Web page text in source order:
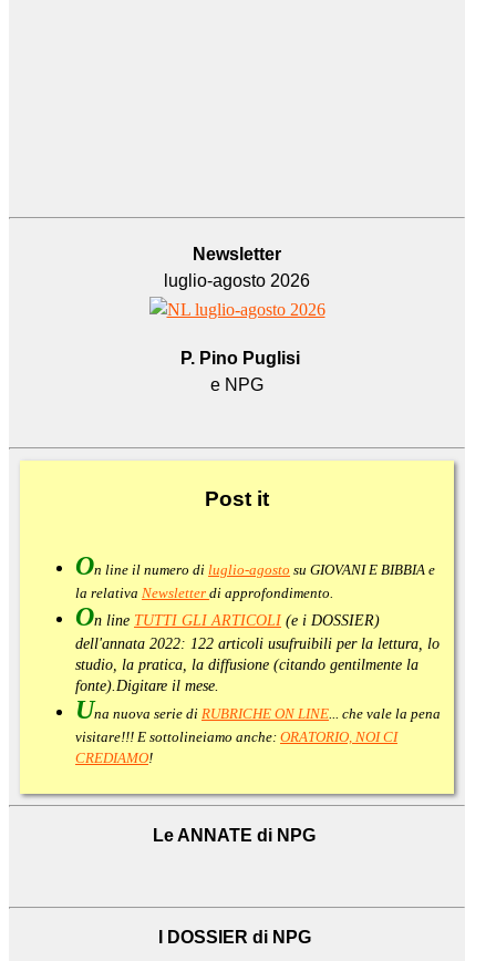
Newsletter
luglio-agosto 2026
P. Pino Puglisi
e NPG
Post it
On line il numero di luglio-agosto su GIOVANI E BIBBIA e
la relativa Newsletter di approfondimento
On line TUTTI GLI ARTICOLI (e i DOSSIER)
dell'annata 2022: 122 articoli usufruibili per la lettura, lo
studio, la pratica, la diffusione (citando gentilmente la
fonte). Digitare il mese.
Una nuova serie di RUBRICHE ON LINE ... che vale la pena
visitare!!! E sottolineiamo anche: ORATORIO, NOI CI
CREDIAMO!
Le ANNATE di NPG
I DOSSIER di NPG